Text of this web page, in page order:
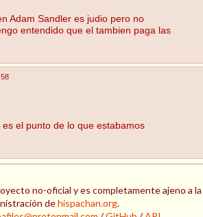
Adam Sandler es judio pero no
entendido que el tambien paga las
el punto de lo que estabamos
no-oficial y es completamente ajeno a la
dehispachan.org.